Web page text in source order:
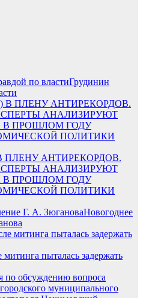
Грудинин
В ПЛЕНУ АНТИРЕКОРДОВ.
АНАЛИЗИРУЮТ
В ПРОШЛОМ ГОДУ
ПОЛИТИКИ
Новогоднее
пыталась задержать